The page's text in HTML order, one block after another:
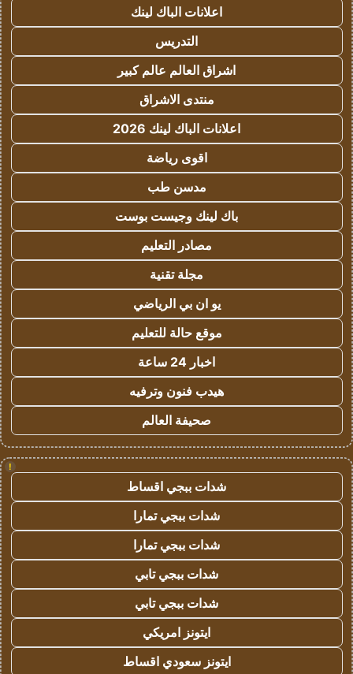
اعلانات الباك لينك
التدريس
اشراق العالم عالم كبير
منتدى الاشراق
اعلانات الباك لينك 2026
اقوى رياضة
مدسن طب
باك لينك وجيست بوست
مصادر التعليم
مجلة تقنية
يو ان بي الرياضي
موقع حالة للتعليم
اخبار 24 ساعة
هيدب فنون وترفيه
صحيفة العالم
!
شدات ببجي اقساط
شدات ببجي تمارا
شدات ببجي تمارا
شدات ببجي تابي
شدات ببجي تابي
ايتونز امريكي
ايتونز سعودي اقساط